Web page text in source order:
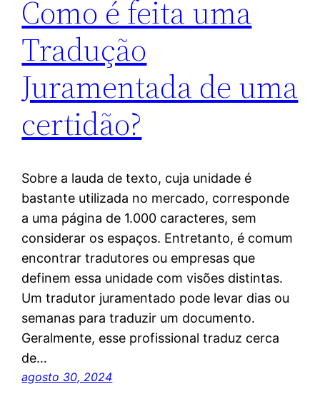
Como é feita uma
Tradução
Juramentada de uma
certidão?
Sobre a lauda de texto, cuja unidade é
bastante utilizada no mercado, corresponde
a uma página de 1.000 caracteres, sem
considerar os espaços. Entretanto, é comum
encontrar tradutores ou empresas que
definem essa unidade com visões distintas.
Um tradutor juramentado pode levar dias ou
semanas para traduzir um documento.
Geralmente, esse profissional traduz cerca
de…
agosto 30, 2024